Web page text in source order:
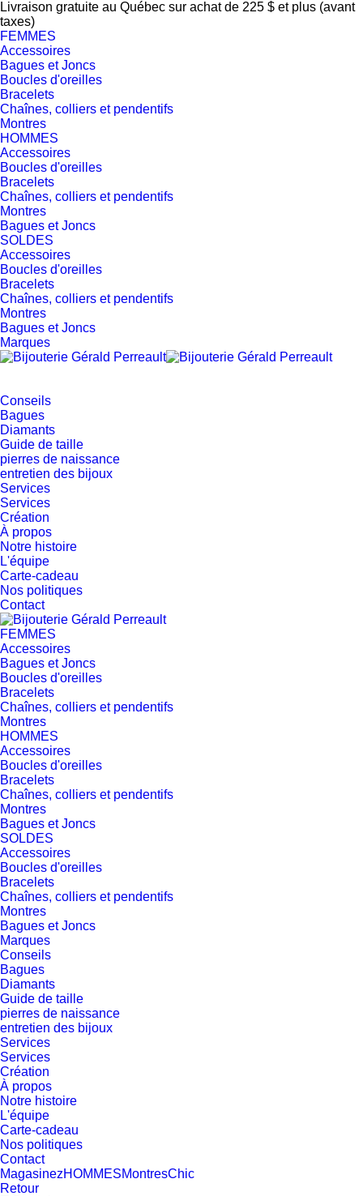
Livraison gratuite au Québec sur achat de 225 $ et plus (avant
taxes)
FEMMES
Accessoires
Bagues et Joncs
Boucles d'oreilles
Bracelets
Chaînes, colliers et pendentifs
Montres
HOMMES
Accessoires
Boucles d'oreilles
Bracelets
Chaînes, colliers et pendentifs
Montres
Bagues et Joncs
SOLDES
Accessoires
Boucles d'oreilles
Bracelets
Chaînes, colliers et pendentifs
Montres
Bagues et Joncs
Marques
Conseils
Bagues
Diamants
Guide de taille
pierres de naissance
entretien des bijoux
Services
Services
Création
À propos
Notre histoire
L'équipe
Carte-cadeau
Nos politiques
Contact
FEMMES
Accessoires
Bagues et Joncs
Boucles d'oreilles
Bracelets
Chaînes, colliers et pendentifs
Montres
HOMMES
Accessoires
Boucles d'oreilles
Bracelets
Chaînes, colliers et pendentifs
Montres
Bagues et Joncs
SOLDES
Accessoires
Boucles d'oreilles
Bracelets
Chaînes, colliers et pendentifs
Montres
Bagues et Joncs
Marques
Conseils
Bagues
Diamants
Guide de taille
pierres de naissance
entretien des bijoux
Services
Services
Création
À propos
Notre histoire
L'équipe
Carte-cadeau
Nos politiques
Contact
MagasinezHOMMESMontresChic
Retour